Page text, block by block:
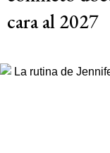
cara al 2027